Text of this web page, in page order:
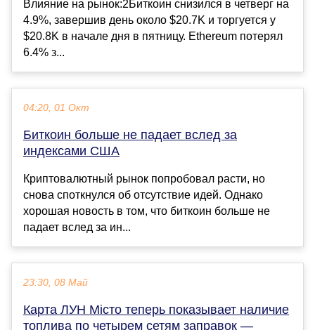
Влияние на рынок:2Биткоин снизился в четверг на
4.9%, завершив день около $20.7K и торгуется у
$20.8K в начале дня в пятницу. Ethereum потерял
6.4% з...
04:20, 01 Окт
Биткоин больше не падает вслед за
индексами США
Криптовалютный рынок попробовал расти, но
снова споткнулся об отсутствие идей. Однако
хорошая новость в том, что биткоин больше не
падает вслед за ин...
23:30, 08 Май
Карта ЛУН Місто теперь показывает наличие
топлива по четырем сетям заправок —